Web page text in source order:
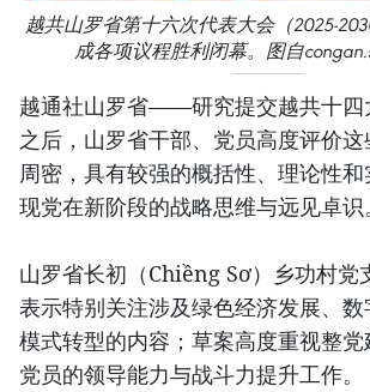
越共山罗省第十六次代表大会（2025-
成各项议程胜利闭幕。图自
越通社山罗省——研究提交越共十四
之后，山罗省干部、党员高度评价
周密，具有较强的概括性、理论性
现党在新阶段的战略思维与远见卓识。
山罗省长初（Chiềng Sơ）乡功村党
表示特别关注涉及绿色经济发展、
模式转型的内容；草案高度重视整
党员的领导能力与战斗力提升工作。